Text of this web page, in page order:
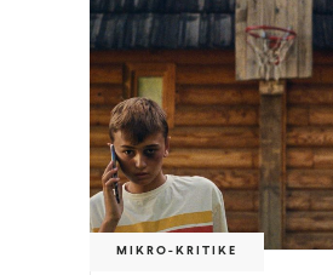
MIKRO-KRITIKE